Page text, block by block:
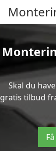
Skal du
gratis tilbud